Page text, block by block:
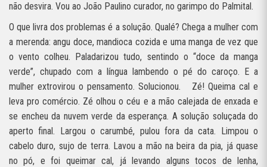
não desvira. Vou ao João Paulino curador, no garimpo do Palmital.
O que livra dos problemas é a solução. Qualé? Chega a mulher com
a merenda: angu doce, mandioca cozida e uma manga de vez que
o vento colheu. Paladarizou tudo, sentindo o “doce da manga
verde”, chupado com a língua lambendo o pé do caroço. E a
mulher extrovirou o pensamento. Solucionou.
Zé! Queima cal e
leva pro comércio. Zé olhou o céu e a mão calejada de enxada e
se encheu da nuvem verde da esperança. A solução soluçada do
aperto final. Largou o carumbé, pulou fora da cata. Limpou o
cabelo duro, sujo de terra. Lavou a mão na beira da pia, já quase
no pó, e foi queimar cal, já levando alguns tocos de lenha,